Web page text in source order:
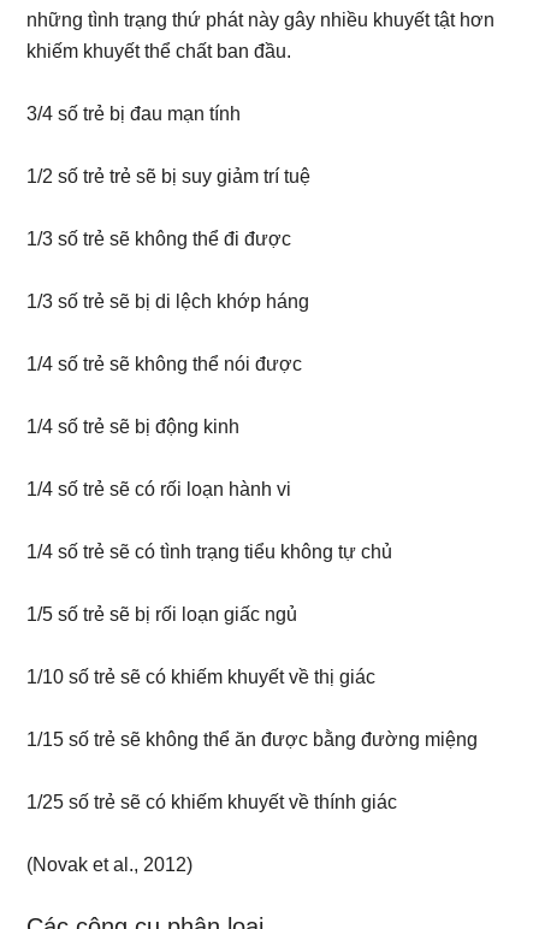
những tình trạng thứ phát này gây nhiều khuyết tật hơn
khiếm khuyết thể chất ban đầu.
3/4 số trẻ bị đau mạn tính
1/2 số trẻ trẻ sẽ bị suy giảm trí tuệ
1/3 số trẻ sẽ không thể đi được
1/3 số trẻ sẽ bị di lệch khớp háng
1/4 số trẻ sẽ không thể nói được
1/4 số trẻ sẽ bị động kinh
1/4 số trẻ sẽ có rối loạn hành vi
1/4 số trẻ sẽ có tình trạng tiểu không tự chủ
1/5 số trẻ sẽ bị rối loạn giấc ngủ
1/10 số trẻ sẽ có khiếm khuyết về thị giác
1/15 số trẻ sẽ không thể ăn được bằng đường miệng
1/25 số trẻ sẽ có khiếm khuyết về thính giác
(Novak et al., 2012)